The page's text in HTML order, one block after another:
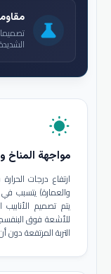
science
wb_sunny
مواجهة المناخ
ارتفاع درجات
والعمارة) يتسبب في
يتم تصميم
للأشعة فوق
التربة المرتفعة